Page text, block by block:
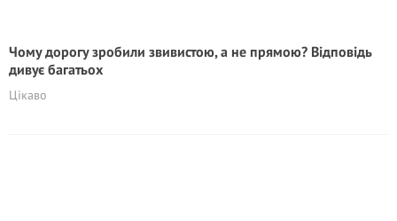
Чому дорогу зробили звивистою, а не прямою? Відповідь
дивує багатьох
Цікаво